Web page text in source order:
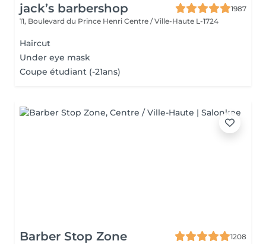
jack’s barbershop
1987
11, Boulevard du Prince Henri Centre / Ville-Haute L-1724
Haircut
Under eye mask
Coupe étudiant (-21ans)
Barber Stop Zone
1208